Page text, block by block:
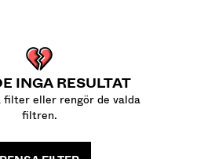
INGA RESULTAT
filter eller rengör de valda
filtren.